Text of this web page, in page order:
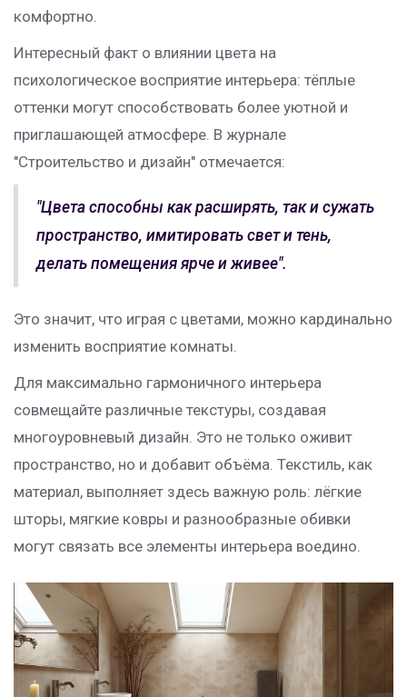
комфортно.
Интересный факт о влиянии цвета на
психологическое восприятие интерьера: тёплые
оттенки могут способствовать более уютной и
приглашающей атмосфере. В журнале
"Строительство и дизайн" отмечается:
"Цвета способны как расширять, так и сужать
пространство, имитировать свет и тень,
делать помещения ярче и живее".
Это значит, что играя с цветами, можно кардинально
изменить восприятие комнаты.
Для максимально гармоничного интерьера
совмещайте различные текстуры, создавая
многоуровневый дизайн. Это не только оживит
пространство, но и добавит объёма. Текстиль, как
материал, выполняет здесь важную роль: лёгкие
шторы, мягкие ковры и разнообразные обивки
могут связать все элементы интерьера воедино.